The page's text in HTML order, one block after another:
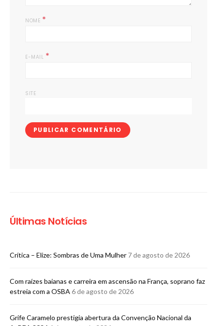
NOME *
E-MAIL *
SITE
Últimas Notícias
Crítica – Elize: Sombras de Uma Mulher 7 de agosto de 2026
Com raízes baianas e carreira em ascensão na França, soprano faz
estreia com a OSBA 6 de agosto de 2026
Grife Caramelo prestigia abertura da Convenção Nacional da